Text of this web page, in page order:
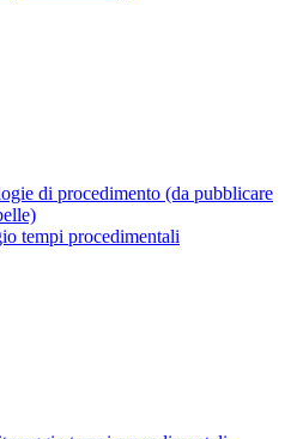
di procedimento (da pubblicare
tempi procedimentali